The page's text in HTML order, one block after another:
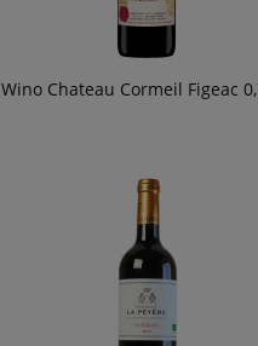
Wino Chateau Cormeil Figeac